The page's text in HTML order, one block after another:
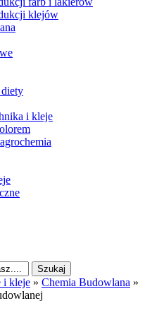
klejów
i kleje
i kleje » Chemia Budowlana »